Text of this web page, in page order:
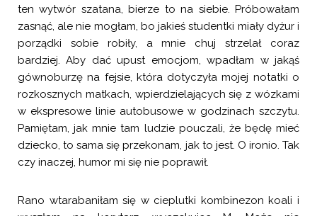
ten wytwór szatana, bierze to na siebie. Próbowałam
zasnąć, ale nie mogłam, bo jakieś studentki miały dyżur i
porządki sobie robiły, a mnie chuj strzelał coraz
bardziej. Aby dać upust emocjom, wpadłam w jakąś
gównoburzę na fejsie, która dotyczyła mojej notatki o
rozkosznych matkach, wpierdzielających się z wózkami
w ekspresowe linie autobusowe w godzinach szczytu.
Pamiętam, jak mnie tam ludzie pouczali, że będę mieć
dziecko, to sama się przekonam, jak to jest. O ironio. Tak
czy inaczej, humor mi się nie poprawił.
Rano wtarabaniłam się w cieplutki kombinezon koali i